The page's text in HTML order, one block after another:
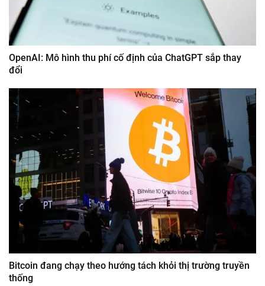
OpenAI: Mô hình thu phí cố định của ChatGPT sắp thay
đổi
Bitcoin đang chạy theo hướng tách khỏi thị trường truyền
thống